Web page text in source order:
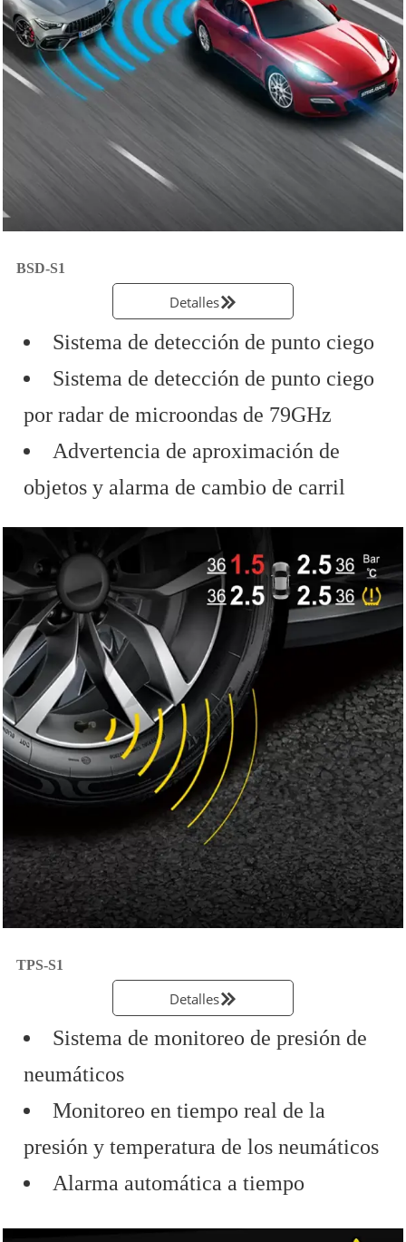
BSD-S1
Detalles
Sistema de detección de punto ciego
Sistema de detección de punto ciego
por radar de microondas de 79GHz
Advertencia de aproximación de
objetos y alarma de cambio de carril
TPS-S1
Detalles
Sistema de monitoreo de presión de
neumáticos
Monitoreo en tiempo real de la
presión y temperatura de los neumáticos
Alarma automática a tiempo